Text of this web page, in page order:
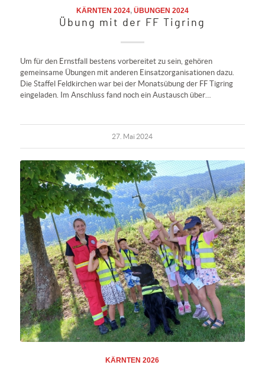
KÄRNTEN 2024, ÜBUNGEN 2024
Übung mit der FF Tigring
Um für den Ernstfall bestens vorbereitet zu sein, gehören
gemeinsame Übungen mit anderen Einsatzorganisationen dazu.
Die Staffel Feldkirchen war bei der Monatsübung der FF Tigring
eingeladen. Im Anschluss fand noch ein Austausch über…
27. Mai 2024
KÄRNTEN 2026